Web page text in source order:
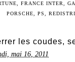
, FRANCE INTER,
PORSCHE, PS,
les coudes,
mai 16, 2011